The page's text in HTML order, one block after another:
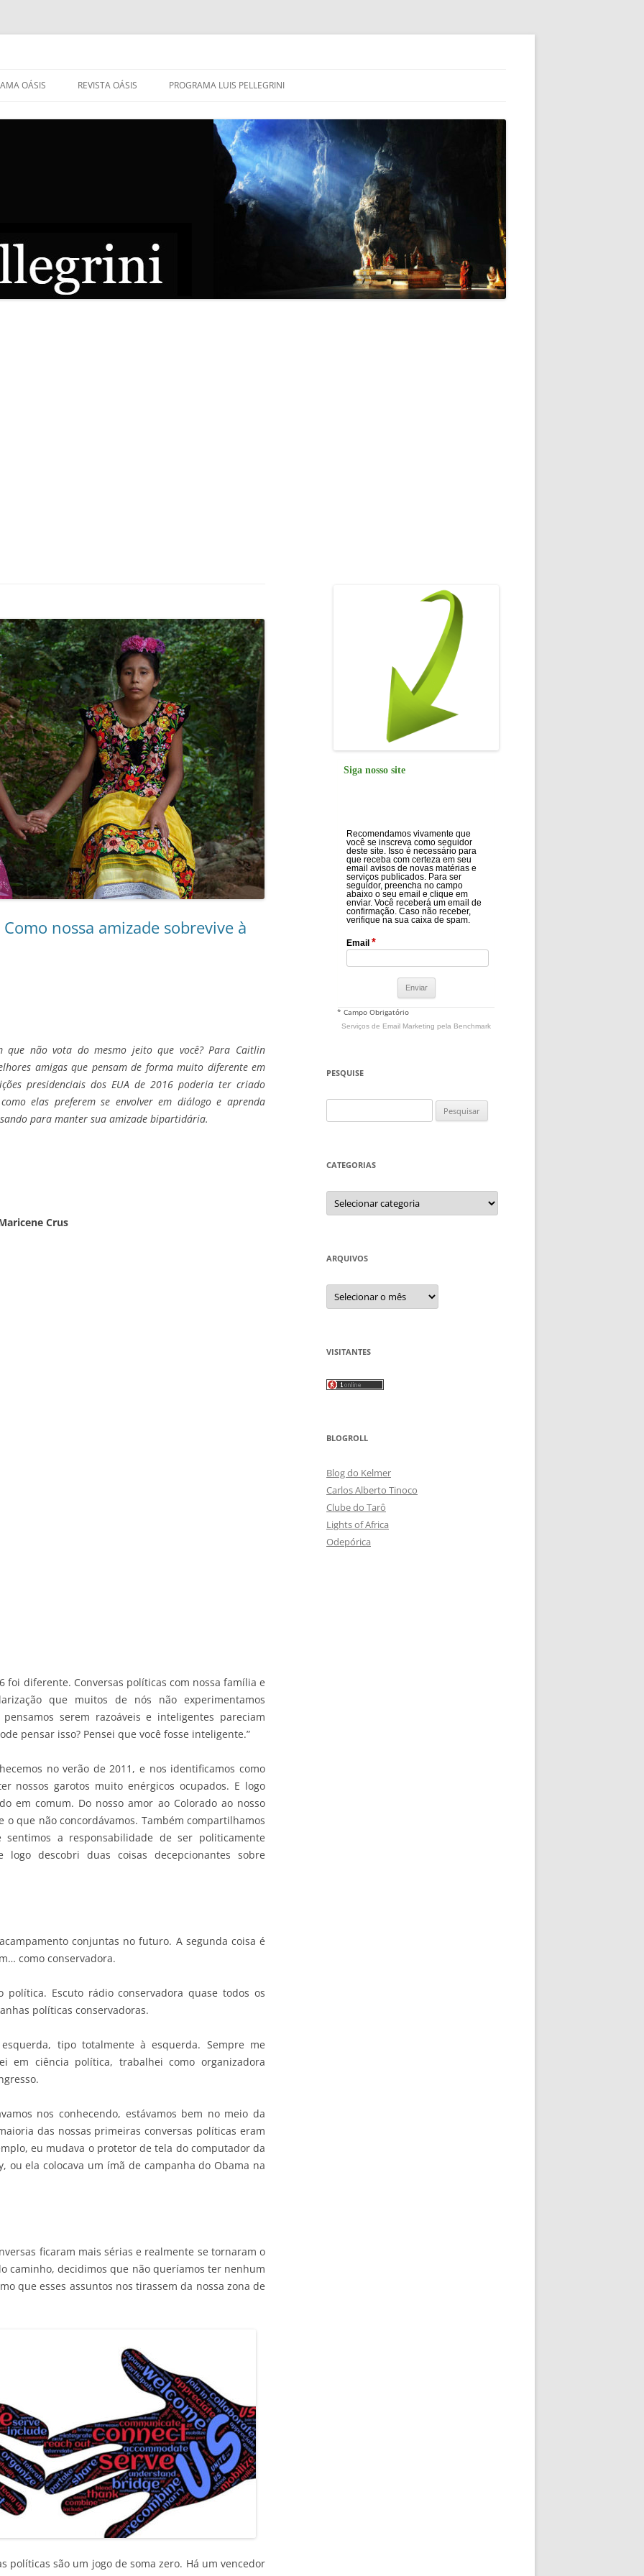
OÁSIS REVISTA OÁSIS PROGRAMA LUIS PELLEGRINI
nossa amizade sobrevive à
que não vota do mesmo jeito que você? Para Caitlin
amigas que pensam de forma muito diferente em
presidenciais dos EUA de 2016 poderia ter criado
elas preferem se envolver em diálogo e aprenda
para manter sua amizade bipartidária.
Crus
foi diferente. Conversas políticas com nossa família e
que muitos de nós não experimentamos
serem razoáveis e inteligentes pareciam
pensar isso? Pensei que você fosse inteligente.”
no verão de 2011, e nos identificamos como
nossos garotos muito enérgicos ocupados. E logo
em comum. Do nosso amor ao Colorado ao nosso
que não concordávamos. Também compartilhamos
a responsabilidade de ser politicamente
descobri duas coisas decepcionantes sobre
conjuntas no futuro. A segunda coisa é
como conservadora.
política. Escuto rádio conservadora quase todos os
políticas conservadoras.
tipo totalmente à esquerda. Sempre me
em ciência política, trabalhei como organizadora
nos conhecendo, estávamos bem no meio da
das nossas primeiras conversas políticas eram
eu mudava o protetor de tela do computador da
ou ela colocava um ímã de campanha do Obama na
ficaram mais sérias e realmente se tornaram o
caminho, decidimos que não queríamos ter nenhum
que esses assuntos nos tirassem da nossa zona de
políticas são um jogo de soma zero. Há um vencedor
Siga nosso site
Recomendamos vivamente que
você se inscreva como seguidor
deste site. Isso é necessário para
que receba com certeza em seu
email avisos de novas matérias e
serviços publicados. Para ser
seguidor, preencha no campo
abaixo o seu email e clique em
enviar. Você receberá um email de
confirmação. Caso não receber,
verifique na sua caixa de spam.
Email *
* Campo Obrigatório
Serviços de Email Marketing pela Benchmark
PESQUISE
por:
CATEGORIAS
Categorias
ARQUIVOS
Arquivos
VISITANTES
BLOGROLL
Blog do Kelmer
Carlos Alberto Tinoco
Clube do Tarô
Lights of Africa
Odepórica